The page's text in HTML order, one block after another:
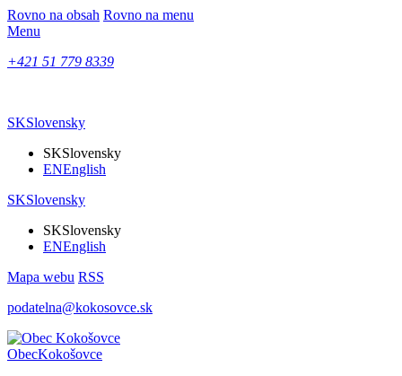
Rovno na obsah Rovno na menu
Menu
+421 51 779 8339
SKSlovensky
SKSlovensky
ENEnglish
SKSlovensky
SKSlovensky
ENEnglish
Mapa webu RSS
podatelna@kokosovce.sk
ObecKokošovce